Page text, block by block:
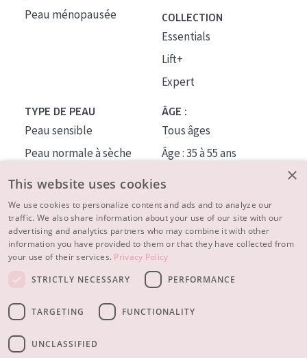
Peau ménopausée
COLLECTION
Essentials
Lift+
Expert
TYPE DE PEAU
Peau sensible
Peau normale à sèche
Peau mixte ou grasse
Peau mature
Peau ménopausée
ÂGE :
Tous âges
Âge : 35 à 55 ans
À PROPOS
CONSEILS BEAUTÉ
×
This website uses cookies
We use cookies to personalize content and ads and to analyze our
traffic. We also share information about your use of our site with our
advertising and analytics partners who may combine it with other
information you have provided to them or that they have collected from
your use of their services. Privacy Policy
STRICTLY NECESSARY
PERFORMANCE
TARGETING FUNCTIONALITY
UNCLASSIFIED